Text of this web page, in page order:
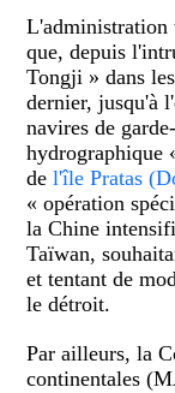
L'administration
que, depuis
Tongji » dans
dernier, jusqu'à
navires de
hydrographique
del'îlePratas
« opération
la Chine
Taïwan,
et tentant de
le détroit.
Par ailleurs, la
continentales